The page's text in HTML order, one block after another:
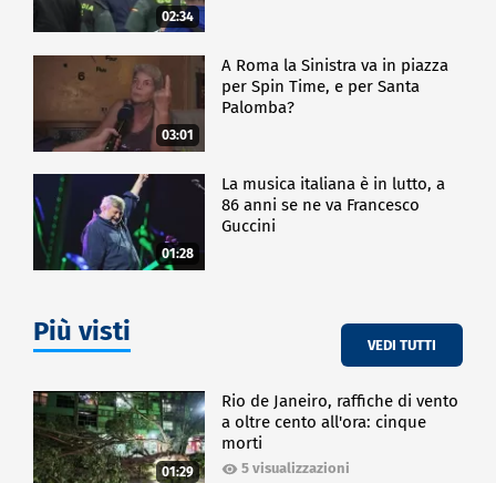
02:34
03:01
A Roma la Sinistra va in piazza
per Spin Time, e per Santa
Palomba?
01:28
La musica italiana è in lutto, a
86 anni se ne va Francesco
Guccini
Più visti VEDI TUTTI
01:29
Rio de Janeiro, raffiche di vento
a oltre cento all'ora: cinque
morti
5 visualizzazioni